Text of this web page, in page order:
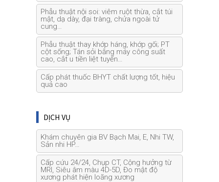
Phẫu thuật nội soi: viêm ruột thừa, cắt túi
mật, dạ dày, đại tràng, chửa ngoài tử
cung…
Phẫu thuật thay khớp háng, khớp gối; PT
cột sống; Tán sỏi bằng máy công suất
cao, cắt u tiền liệt tuyến…
Cấp phát thuốc BHYT chất lượng tốt, hiệu
quả cao
DỊCH VỤ
Khám chuyên gia BV Bạch Mai, E, Nhi TW,
Sản nhi HP…
Cấp cứu 24/24, Chụp CT, Cộng hưởng từ
MRI, Siêu âm màu 4D-5D, Đo mật độ
xương phát hiện loãng xương